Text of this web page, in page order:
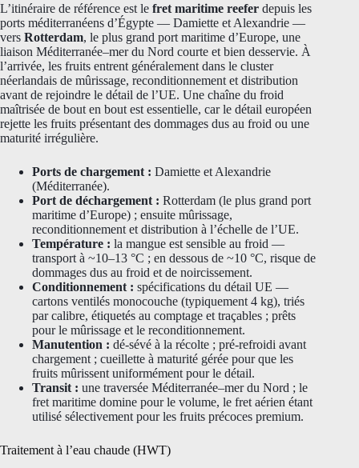
L’itinéraire de référence est le fret maritime reefer depuis les
ports méditerranéens d’Égypte — Damiette et Alexandrie —
vers Rotterdam, le plus grand port maritime d’Europe, une
liaison Méditerranée–mer du Nord courte et bien desservie. À
l’arrivée, les fruits entrent généralement dans le cluster
néerlandais de mûrissage, reconditionnement et distribution
avant de rejoindre le détail de l’UE. Une chaîne du froid
maîtrisée de bout en bout est essentielle, car le détail européen
rejette les fruits présentant des dommages dus au froid ou une
maturité irrégulière.
Ports de chargement : Damiette et Alexandrie
(Méditerranée).
Port de déchargement : Rotterdam (le plus grand port
maritime d’Europe) ; ensuite mûrissage,
reconditionnement et distribution à l’échelle de l’UE.
Température : la mangue est sensible au froid —
transport à ~10–13 °C ; en dessous de ~10 °C, risque de
dommages dus au froid et de noircissement.
Conditionnement : spécifications du détail UE —
cartons ventilés monocouche (typiquement 4 kg), triés
par calibre, étiquetés au comptage et traçables ; prêts
pour le mûrissage et le reconditionnement.
Manutention : dé-sévé à la récolte ; pré-refroidi avant
chargement ; cueillette à maturité gérée pour que les
fruits mûrissent uniformément pour le détail.
Transit : une traversée Méditerranée–mer du Nord ; le
fret maritime domine pour le volume, le fret aérien étant
utilisé sélectivement pour les fruits précoces premium.
Traitement à l’eau chaude (HWT)